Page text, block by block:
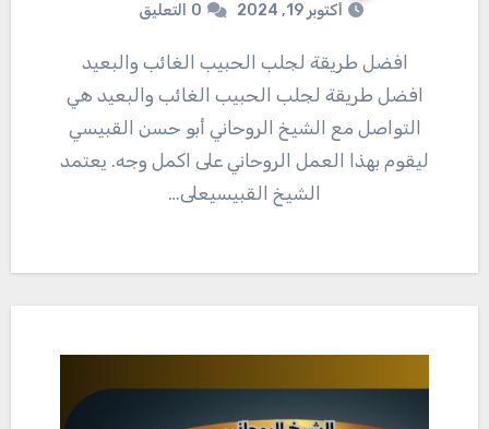
أكتوبر 19, 2024
0 التعليق
افضل طريقة لجلب الحبيب الغائب والبعيد هي
التواصل مع الشيخ الروحاني أبو حسن القبيسي
ليقوم بهذا العمل الروحاني على اكمل وجه. يعتمد
الشيخ القبيسيعلى…